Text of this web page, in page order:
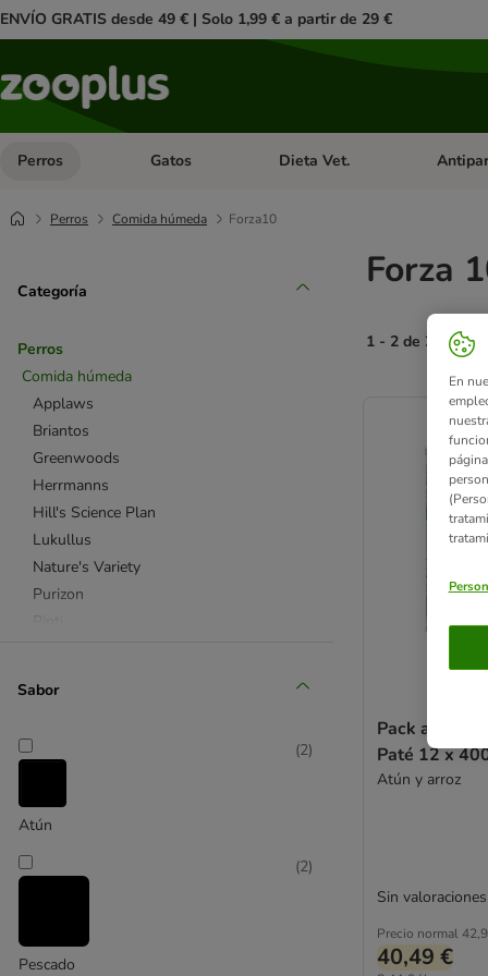
ENVÍO GRATIS desde 49 € | Solo 1,99 € a partir de 29 €
Perros Menú de categoria abierto: Perros
Gatos Menú de categoria abierto: Gatos
Dieta Vet. Menú
Perros Comida húmeda Forza10
Categoría
Perros
Comida húmeda
Applaws
Briantos
Greenwoods
Herrmanns
Hill's Science Plan
Lukullus
Nature's Variety
Purizon
Terra Canis
Purina Pro Plan Veterinary Diets
Sabor
Atún
(2)
Pescado
(2)
Forza
1 - 2 de 2
product items
Pack ahorro:
Paté 12 x
Atún y arroz
Precio normal
40,49 €
Sin valoraciones
En